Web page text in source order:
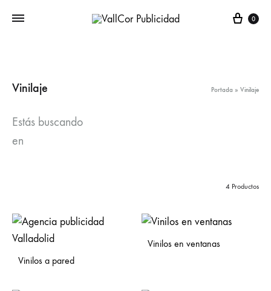
Carro
0
Vinilaje Portada » Vinilaje
Estás buscando
en
4 Productos
Vinilos a pared
Vinilos en ventanas